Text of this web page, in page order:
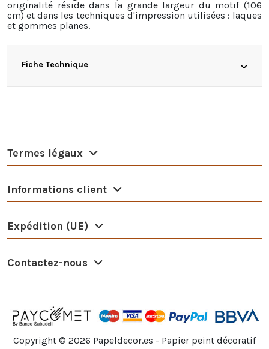
originalité réside dans la grande largeur du motif (106
cm) et dans les techniques d'impression utilisées : laques
et gommes planes.
Fiche Technique
Termes légaux
Informations client
Expédition (UE)
Contactez-nous
Copyright © 2026 Papeldecor.es - Papier peint décoratif